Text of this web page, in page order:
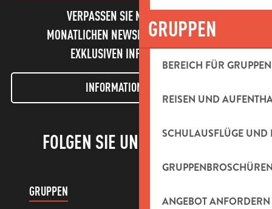
GRUPPEN
BEREICH FÜR GRUPPEN
REISEN UND
SCHULAUSFLÜGE UND
ANGEBOT ANFORDERN
VERPASSEN SIE NICHT UNSEREN
MONATLICHEN NEWSLETTER UND UNSERE
EXKLUSIVEN INFORMATIONEN!
INFORMATIONEN LETTER
FOLGEN SIE UNS!
GRUPPEN